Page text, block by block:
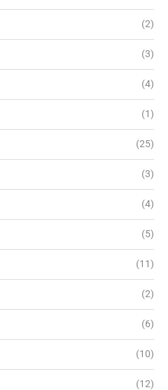
(2)
(3)
(4)
(1)
(25)
(3)
(4)
(5)
(11)
(2)
(6)
(10)
(12)